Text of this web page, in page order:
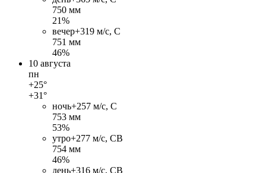
750 мм
21%
вечер+319 м/c, С
751 мм
46%
10 августа
пн
+25°
+31°
ночь+257 м/c, С
753 мм
53%
утро+277 м/c, СВ
754 мм
46%
день+316 м/c, СВ